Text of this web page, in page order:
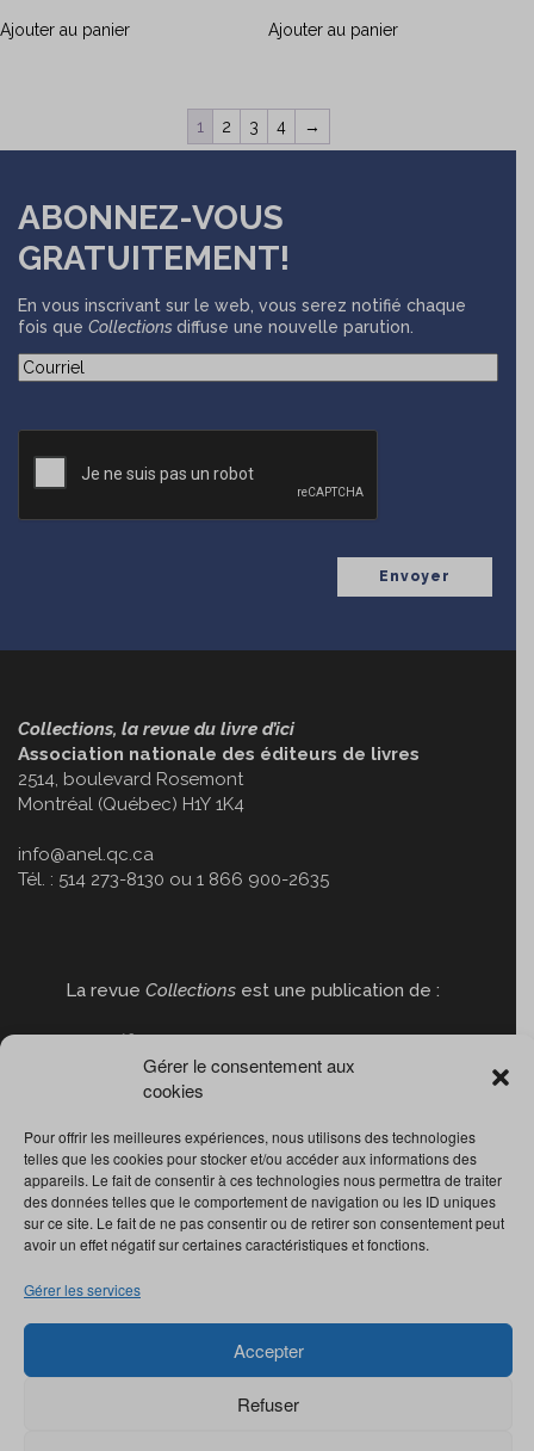
Gérer le consentement aux
cookies
Pour offrir les meilleures expériences, nous utilisons des technologies
telles que les cookies pour stocker et/ou accéder aux informations des
appareils. Le fait de consentir à ces technologies nous permettra de traiter
des données telles que le comportement de navigation ou les ID uniques
sur ce site. Le fait de ne pas consentir ou de retirer son consentement peut
avoir un effet négatif sur certaines caractéristiques et fonctions.
Gérer les services
Accepter
Refuser
Ajouter au panier Ajouter au panier
1 2 3 4 →
ABONNEZ-VOUS
GRATUITEMENT!
En vous inscrivant sur le web, vous serez notifié chaque
fois que Collectionsdiffuse une nouvelle parution.
Courriel(Nécessaire)
Collections, la revue du livre d’ici
Association nationale des éditeurs de livres
2514, boulevard Rosemont
Montréal (Québec) H1Y 1K4
info@anel.qc.ca
Tél. : 514 273-8130 ou 1 866 900-2635
La revue Collections est une publication de :